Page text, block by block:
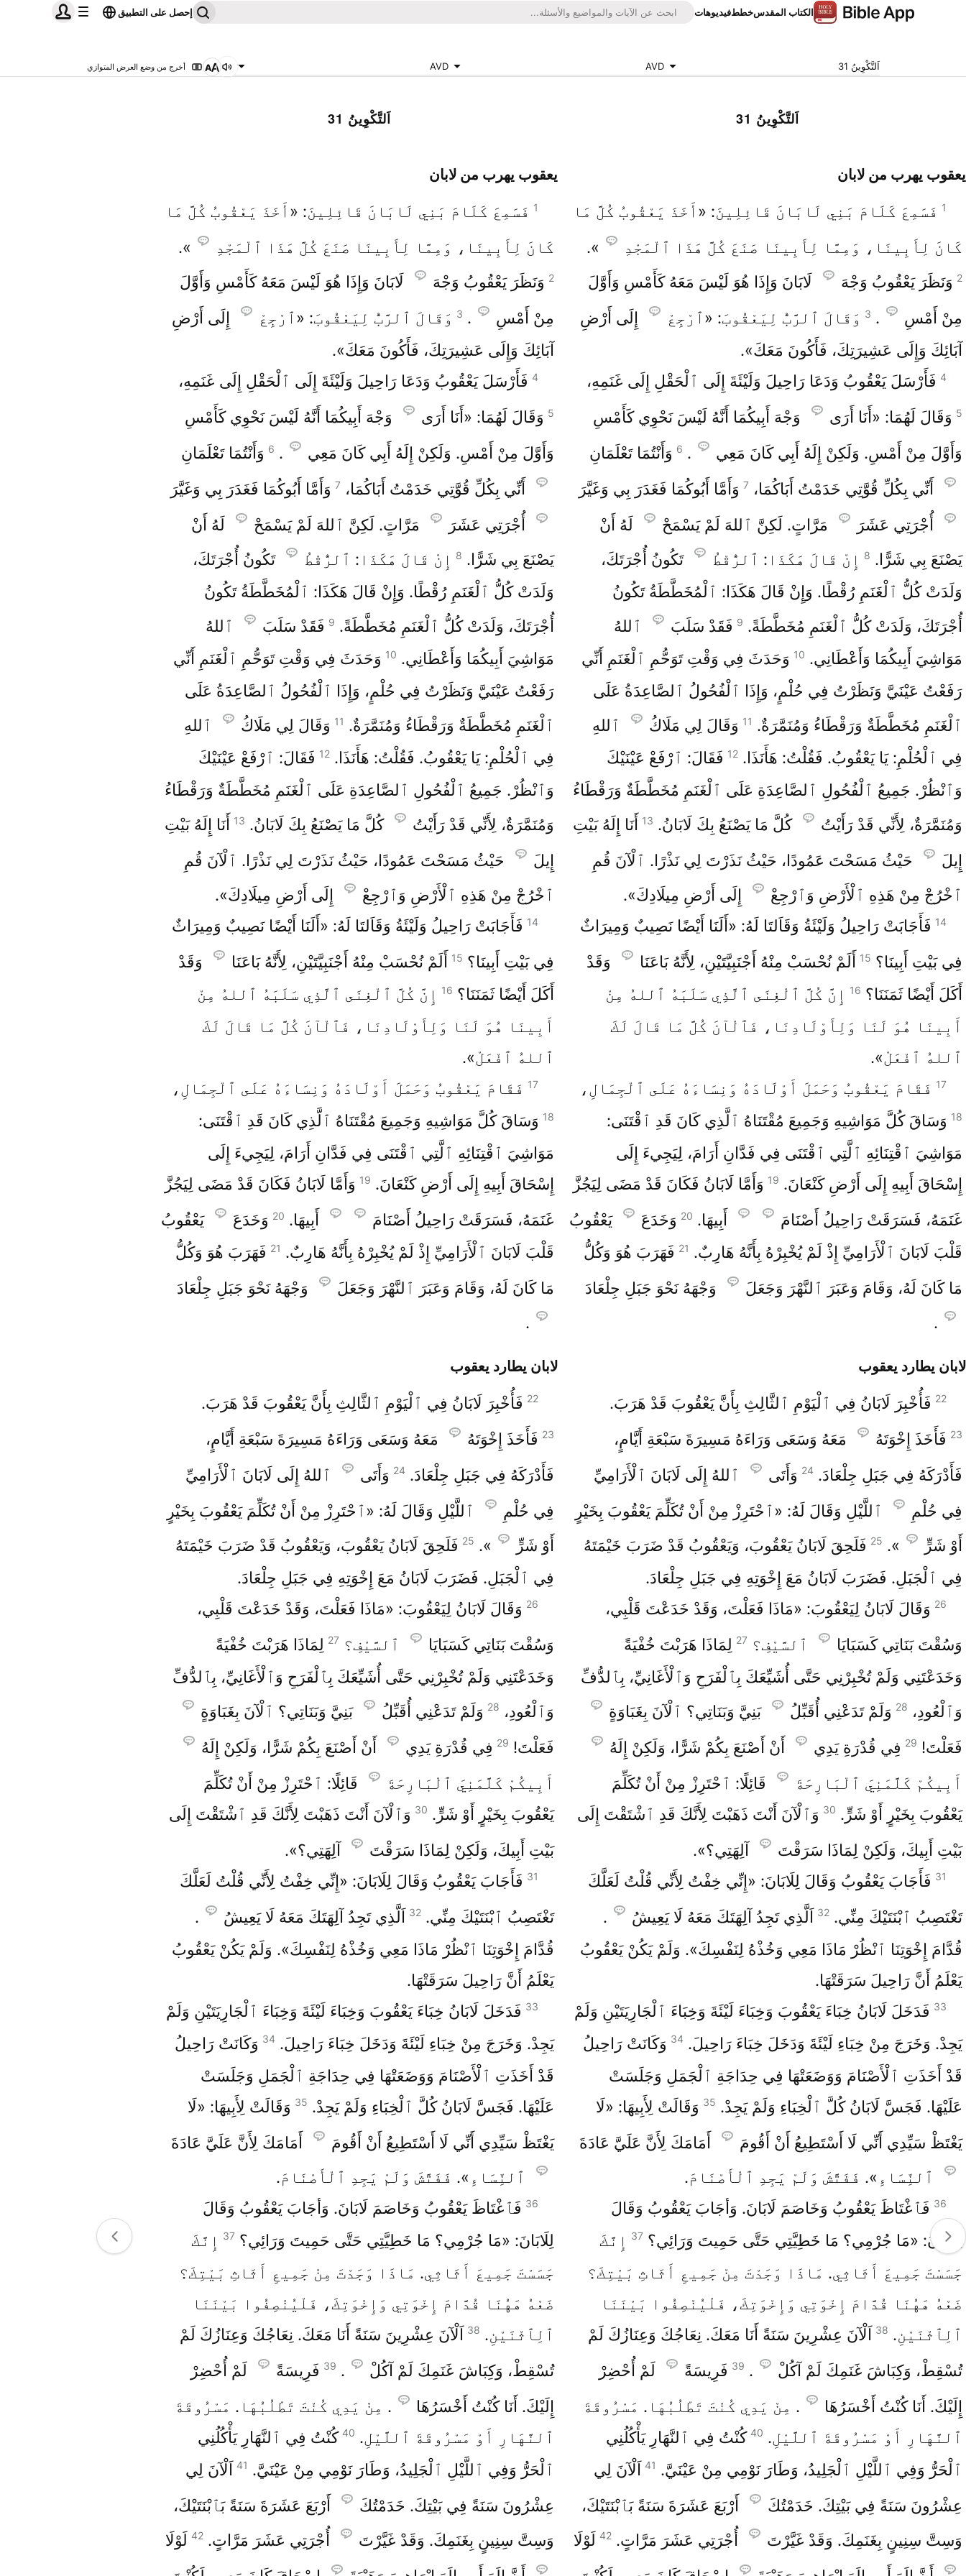
الكتاب المقدسخططفيديوهات إحصل على التطبيق
اَلتَّكْوِينُ 31 AVD
AVD أخرج من وضع العرض المتوازي
اَلتَّكْوِينُ 31
يعقوب يهرب من لابان
1 فَسَمِعَ كَلَامَ بَنِي لَابَانَ قَائِلِينَ: «أَخَذَ يَعْقُوبُ كُلَّ مَا
كَانَ لِأَبِينَا، وَمِمَّا لِأَبِينَا صَنَعَ كُلَّ هَذَا ٱلْمَجْدِ
».
2 وَنَظَرَ يَعْقُوبُ وَجْهَ
لَابَانَ وَإِذَا هُوَ لَيْسَ مَعَهُ كَأَمْسِ وَأَوَّلَ
مِنْ أَمْسِ
.
3 وَقَالَ ٱلرَّبُّ لِيَعْقُوبَ: «ٱرْجِعْ
إِلَى أَرْضِ
آبَائِكَ وَإِلَى عَشِيرَتِكَ، فَأَكُونَ مَعَكَ».
4 فَأَرْسَلَ يَعْقُوبُ وَدَعَا رَاحِيلَ وَلَيْئَةَ إِلَى ٱلْحَقْلِ إِلَى غَنَمِهِ،
5 وَقَالَ لَهُمَا: «أَنَا أَرَى
وَجْهَ أَبِيكُمَا أَنَّهُ لَيْسَ نَحْوِي كَأَمْسِ
وَأَوَّلَ مِنْ أَمْسِ. وَلَكِنْ إِلَهُ أَبِي كَانَ مَعِي
.
6 وَأَنْتُمَا تَعْلَمَانِ
أَنِّي بِكُلِّ قُوَّتِي خَدَمْتُ أَبَاكُمَا، 7 وَأَمَّا أَبُوكُمَا فَغَدَرَ بِي وَغَيَّرَ
أُجْرَتِي عَشَرَ
مَرَّاتٍ. لَكِنَّ ٱللهَ لَمْ يَسْمَحْ
لَهُ أَنْ
يَصْنَعَ بِي شَرًّا. 8 إِنْ قَالَ هَكَذَا: ٱلرُّقْطُ
تَكُونُ أُجْرَتَكَ،
وَلَدَتْ كُلُّ ٱلْغَنَمِ رُقْطًا. وَإِنْ قَالَ هَكَذَا: ٱلْمُخَطَّطَةُ تَكُونُ
أُجْرَتَكَ، وَلَدَتْ كُلُّ ٱلْغَنَمِ مُخَطَّطَةً. 9 فَقَدْ سَلَبَ
ٱللهُ
مَوَاشِيَ أَبِيكُمَا وَأَعْطَانِي. 10 وَحَدَثَ فِي وَقْتِ تَوَحُّمِ ٱلْغَنَمِ أَنِّي
رَفَعْتُ عَيْنَيَّ وَنَظَرْتُ فِي حُلْمٍ، وَإِذَا ٱلْفُحُولُ ٱلصَّاعِدَةُ عَلَى
ٱلْغَنَمِ مُخَطَّطَةٌ وَرَقْطَاءُ وَمُنَمَّرَةٌ. 11 وَقَالَ لِي مَلَاكُ
ٱللهِ
فِي ٱلْحُلْمِ: يَا يَعْقُوبُ. فَقُلْتُ: هَأَنَذَا. 12 فَقَالَ: ٱرْفَعْ عَيْنَيْكَ
وَٱنْظُرْ. جَمِيعُ ٱلْفُحُولِ ٱلصَّاعِدَةِ عَلَى ٱلْغَنَمِ مُخَطَّطَةٌ وَرَقْطَاءُ
وَمُنَمَّرَةٌ، لِأَنِّي قَدْ رَأَيْتُ
كُلَّ مَا يَصْنَعُ بِكَ لَابَانُ. 13 أَنَا إِلَهُ بَيْتِ
إِيلَ
حَيْثُ مَسَحْتَ عَمُودًا، حَيْثُ نَذَرْتَ لِي نَذْرًا. ٱلْآنَ قُمِ
ٱخْرُجْ مِنْ هَذِهِ ٱلْأَرْضِ وَٱرْجِعْ
إِلَى أَرْضِ مِيلَادِكَ».
14 فَأَجَابَتْ رَاحِيلُ وَلَيْئَةُ وَقَاَلتَا لَهُ: «أَلَنَا أَيْضًا نَصِيبٌ وَمِيرَاثٌ
فِي بَيْتِ أَبِينَا؟ 15 أَلَمْ نُحْسَبْ مِنْهُ أَجْنَبِيَّتَيْنِ، لِأَنَّهُ بَاعَنَا
وَقَدْ
أَكَلَ أَيْضًا ثَمَنَنَا؟ 16
إِنَّ كُلَّ ٱلْغِنَى ٱلَّذِي سَلَبَهُ ٱللهُ مِنْ
أَبِينَا هُوَ لَنَا وَلِأَوْلَادِنَا، فَٱلْآنَ كُلَّ مَا قَالَ لَكَ
ٱللهُ ٱفْعَلْ».
17 فَقَامَ يَعْقُوبُ وَحَمَلَ أَوْلَادَهُ وَنِسَاءَهُ عَلَى ٱلْجِمَالِ،
18 وَسَاقَ كُلَّ مَوَاشِيهِ وَجَمِيعَ مُقْتَنَاهُ ٱلَّذِي كَانَ قَدِ ٱقْتَنَى:
مَوَاشِيَ ٱقْتِنَائِهِ ٱلَّتِي ٱقْتَنَى فِي فَدَّانِ أَرَامَ، لِيَجِيءَ إِلَى
إِسْحَاقَ أَبِيهِ إِلَى أَرْضِ كَنْعَانَ. 19 وَأَمَّا لَابَانُ فَكَانَ قَدْ مَضَى لِيَجُزَّ
غَنَمَهُ، فَسَرَقَتْ رَاحِيلُ أَصْنَامَ
أَبِيهَا. 20 وَخَدَعَ
يَعْقُوبُ
قَلْبَ لَابَانَ ٱلْأَرَامِيِّ إِذْ لَمْ يُخْبِرْهُ بِأَنَّهُ هَارِبٌ. 21 فَهَرَبَ هُوَ وَكُلُّ
مَا كَانَ لَهُ، وَقَامَ وَعَبَرَ ٱلنَّهْرَ وَجَعَلَ
وَجْهَهُ نَحْوَ جَبَلِ جِلْعَادَ
.
لابان يطارد يعقوب
22 فَأُخْبِرَ لَابَانُ فِي ٱلْيَوْمِ ٱلثَّالِثِ بِأَنَّ يَعْقُوبَ قَدْ هَرَبَ.
23 فَأَخَذَ إِخْوَتَهُ
مَعَهُ وَسَعَى وَرَاءَهُ مَسِيرَةَ سَبْعَةِ أَيَّامٍ،
فَأَدْرَكَهُ فِي جَبَلِ جِلْعَادَ. 24 وَأَتَى
ٱللهُ إِلَى لَابَانَ ٱلْأَرَامِيِّ
فِي حُلْمِ
ٱللَّيْلِ وَقَالَ لَهُ: «ٱحْتَرِزْ مِنْ أَنْ تُكَلِّمَ يَعْقُوبَ بِخَيْرٍ
أَوْ شَرٍّ
».
25 فَلَحِقَ لَابَانُ يَعْقُوبَ، وَيَعْقُوبُ قَدْ ضَرَبَ خَيْمَتَهُ
فِي ٱلْجَبَلِ. فَضَرَبَ لَابَانُ مَعَ إِخْوَتِهِ فِي جَبَلِ جِلْعَادَ.
26 وَقَالَ لَابَانُ لِيَعْقُوبَ: «مَاذَا فَعَلْتَ، وَقَدْ خَدَعْتَ قَلْبِي،
وَسُقْتَ بَنَاتِي كَسَبَايَا
ٱلسَّيْفِ؟ 27 لِمَاذَا هَرَبْتَ خُفْيَةً
وَخَدَعْتَنِي وَلَمْ تُخْبِرْنِي حَتَّى أُشَيِّعَكَ بِٱلْفَرَحِ وَٱلْأَغَانِيِّ، بِٱلدُّفِّ
وَٱلْعُودِ، 28 وَلَمْ تَدَعْنِي أُقَبِّلُ
بَنِيَّ وَبَنَاتِي؟ ٱلْآنَ بِغَبَاوَةٍ
فَعَلْتَ! 29 فِي قُدْرَةِ يَدِي
أَنْ أَصْنَعَ بِكُمْ شَرًّا، وَلَكِنْ إِلَهُ
أَبِيكُمْ كَلَّمَنِيَ ٱلْبَارِحَةَ
قَائِلًا: ٱحْتَرِزْ مِنْ أَنْ تُكَلِّمَ
يَعْقُوبَ بِخَيْرٍ أَوْ شَرٍّ. 30 وَٱلْآنَ أَنْتَ ذَهَبْتَ لِأَنَّكَ قَدِ ٱشْتَقْتَ إِلَى
بَيْتِ أَبِيكَ، وَلَكِنْ لِمَاذَا سَرَقْتَ
آلِهَتِي؟».
31 فَأَجَابَ يَعْقُوبُ وَقَالَ لِلَابَانَ: «إِنِّي خِفْتُ لِأَنِّي قُلْتُ لَعَلَّكَ
تَغْتَصِبُ ٱبْنَتَيْكَ مِنِّي. 32 اَلَّذِي تَجِدُ آلِهَتَكَ مَعَهُ لَا يَعِيشُ
.
قُدَّامَ إِخْوَتِنَا ٱنْظُرْ مَاذَا مَعِي وَخُذْهُ لِنَفْسِكَ». وَلَمْ يَكُنْ يَعْقُوبُ
يَعْلَمُ أَنَّ رَاحِيلَ سَرَقَتْهَا.
33 فَدَخَلَ لَابَانُ خِبَاءَ يَعْقُوبَ وَخِبَاءَ لَيْئَةَ وَخِبَاءَ ٱلْجَارِيَتَيْنِ وَلَمْ
يَجِدْ. وَخَرَجَ مِنْ خِبَاءِ لَيْئَةَ وَدَخَلَ خِبَاءَ رَاحِيلَ. 34 وَكَانَتْ رَاحِيلُ
قَدْ أَخَذَتِ ٱلْأَصْنَامَ وَوَضَعَتْهَا فِي حِدَاجَةِ ٱلْجَمَلِ وَجَلَسَتْ
عَلَيْهَا. فَجَسَّ لَابَانُ كُلَّ ٱلْخِبَاءِ وَلَمْ يَجِدْ. 35 وَقَالَتْ لِأَبِيهَا: «لَا
يَغْتَظْ سَيِّدِي أَنِّي لَا أَسْتَطِيعُ أَنْ أَقُومَ
أَمَامَكَ لِأَنَّ عَلَيَّ عَادَةَ
ٱلنِّسَاءِ». فَفَتَّشَ وَلَمْ يَجِدِ ٱلْأَصْنَامَ.
36 فَٱغْتَاظَ يَعْقُوبُ وَخَاصَمَ لَابَانَ. وَأجَابَ يَعْقُوبُ وَقَالَ
لِلَابَانَ: «مَا جُرْمِي؟ مَا خَطِيَّتِي حَتَّى حَمِيتَ وَرَائِي؟ 37
إِنَّكَ
جَسَسْتَ جَمِيعَ أَثَاثِي. مَاذَا وَجَدْتَ مِنْ جَمِيعِ أَثَاثِ بَيْتِكَ؟
ضَعْهُ هَهُنَا قُدَّامَ إِخْوَتِي وَإِخْوَتِكَ، فَلْيُنْصِفُوا بَيْنَنَا
ٱلِٱثْنَيْنِ. 38 اَلْآنَ عِشْرِينَ سَنَةً أَنَا مَعَكَ. نِعَاجُكَ وَعِنَازُكَ لَمْ
تُسْقِطْ، وَكِبَاشَ غَنَمِكَ لَمْ آكُلْ
.
39 فَرِيسَةً
لَمْ أُحْضِرْ
إِلَيْكَ. أَنَا كُنْتُ أَخْسَرُهَا
. مِنْ يَدِي كُنْتَ تَطْلُبُهَا. مَسْرُوقَةَ
ٱلنَّهَارِ أَوْ مَسْرُوقَةَ ٱللَّيْلِ. 40 كُنْتُ فِي ٱلنَّهَارِ يَأْكُلُنِي
ٱلْحَرُّ وَفِي ٱللَّيْلِ ٱلْجَلِيدُ، وَطَارَ نَوْمِي مِنْ عَيْنَيَّ. 41 اَلْآنَ لِي
عِشْرُونَ سَنَةً فِي بَيْتِكَ. خَدَمْتُكَ
أَرْبَعَ عَشَرَةَ سَنَةً بَٱبْنَتَيْكَ،
وَسِتَّ سِنِينٍ بِغَنَمِكَ. وَقَدْ غَيَّرْتَ
أُجْرَتِي عَشَرَ مَرَّاتٍ. 42 لَوْلَا
اَلتَّكْوِينُ 31
يعقوب يهرب من لابان
1 فَسَمِعَ كَلَامَ بَنِي لَابَانَ قَائِلِينَ: «أَخَذَ يَعْقُوبُ كُلَّ مَا
كَانَ لِأَبِينَا، وَمِمَّا لِأَبِينَا صَنَعَ كُلَّ هَذَا ٱلْمَجْدِ
».
2 وَنَظَرَ يَعْقُوبُ وَجْهَ
لَابَانَ وَإِذَا هُوَ لَيْسَ مَعَهُ كَأَمْسِ وَأَوَّلَ
مِنْ أَمْسِ
.
3 وَقَالَ ٱلرَّبُّ لِيَعْقُوبَ: «ٱرْجِعْ
إِلَى أَرْضِ
آبَائِكَ وَإِلَى عَشِيرَتِكَ، فَأَكُونَ مَعَكَ».
4 فَأَرْسَلَ يَعْقُوبُ وَدَعَا رَاحِيلَ وَلَيْئَةَ إِلَى ٱلْحَقْلِ إِلَى غَنَمِهِ،
5 وَقَالَ لَهُمَا: «أَنَا أَرَى
وَجْهَ أَبِيكُمَا أَنَّهُ لَيْسَ نَحْوِي كَأَمْسِ
وَأَوَّلَ مِنْ أَمْسِ. وَلَكِنْ إِلَهُ أَبِي كَانَ مَعِي
.
6 وَأَنْتُمَا تَعْلَمَانِ
أَنِّي بِكُلِّ قُوَّتِي خَدَمْتُ أَبَاكُمَا، 7 وَأَمَّا أَبُوكُمَا فَغَدَرَ بِي وَغَيَّرَ
أُجْرَتِي عَشَرَ
مَرَّاتٍ. لَكِنَّ ٱللهَ لَمْ يَسْمَحْ
لَهُ أَنْ
يَصْنَعَ بِي شَرًّا. 8 إِنْ قَالَ هَكَذَا: ٱلرُّقْطُ
تَكُونُ أُجْرَتَكَ،
وَلَدَتْ كُلُّ ٱلْغَنَمِ رُقْطًا. وَإِنْ قَالَ هَكَذَا: ٱلْمُخَطَّطَةُ تَكُونُ
أُجْرَتَكَ، وَلَدَتْ كُلُّ ٱلْغَنَمِ مُخَطَّطَةً. 9 فَقَدْ سَلَبَ
ٱللهُ
مَوَاشِيَ أَبِيكُمَا وَأَعْطَانِي. 10 وَحَدَثَ فِي وَقْتِ تَوَحُّمِ ٱلْغَنَمِ أَنِّي
رَفَعْتُ عَيْنَيَّ وَنَظَرْتُ فِي حُلْمٍ، وَإِذَا ٱلْفُحُولُ ٱلصَّاعِدَةُ عَلَى
ٱلْغَنَمِ مُخَطَّطَةٌ وَرَقْطَاءُ وَمُنَمَّرَةٌ. 11 وَقَالَ لِي مَلَاكُ
ٱللهِ
فِي ٱلْحُلْمِ: يَا يَعْقُوبُ. فَقُلْتُ: هَأَنَذَا. 12 فَقَالَ: ٱرْفَعْ عَيْنَيْكَ
وَٱنْظُرْ. جَمِيعُ ٱلْفُحُولِ ٱلصَّاعِدَةِ عَلَى ٱلْغَنَمِ مُخَطَّطَةٌ وَرَقْطَاءُ
وَمُنَمَّرَةٌ، لِأَنِّي قَدْ رَأَيْتُ
كُلَّ مَا يَصْنَعُ بِكَ لَابَانُ. 13 أَنَا إِلَهُ بَيْتِ
إِيلَ
حَيْثُ مَسَحْتَ عَمُودًا، حَيْثُ نَذَرْتَ لِي نَذْرًا. ٱلْآنَ قُمِ
ٱخْرُجْ مِنْ هَذِهِ ٱلْأَرْضِ وَٱرْجِعْ
إِلَى أَرْضِ مِيلَادِكَ».
14 فَأَجَابَتْ رَاحِيلُ وَلَيْئَةُ وَقَاَلتَا لَهُ: «أَلَنَا أَيْضًا نَصِيبٌ وَمِيرَاثٌ
فِي بَيْتِ أَبِينَا؟ 15 أَلَمْ نُحْسَبْ مِنْهُ أَجْنَبِيَّتَيْنِ، لِأَنَّهُ بَاعَنَا
وَقَدْ
أَكَلَ أَيْضًا ثَمَنَنَا؟ 16
إِنَّ كُلَّ ٱلْغِنَى ٱلَّذِي سَلَبَهُ ٱللهُ مِنْ
أَبِينَا هُوَ لَنَا وَلِأَوْلَادِنَا، فَٱلْآنَ كُلَّ مَا قَالَ لَكَ
ٱللهُ ٱفْعَلْ».
17 فَقَامَ يَعْقُوبُ وَحَمَلَ أَوْلَادَهُ وَنِسَاءَهُ عَلَى ٱلْجِمَالِ،
18 وَسَاقَ كُلَّ مَوَاشِيهِ وَجَمِيعَ مُقْتَنَاهُ ٱلَّذِي كَانَ قَدِ ٱقْتَنَى:
مَوَاشِيَ ٱقْتِنَائِهِ ٱلَّتِي ٱقْتَنَى فِي فَدَّانِ أَرَامَ، لِيَجِيءَ إِلَى
إِسْحَاقَ أَبِيهِ إِلَى أَرْضِ كَنْعَانَ. 19 وَأَمَّا لَابَانُ فَكَانَ قَدْ مَضَى لِيَجُزَّ
غَنَمَهُ، فَسَرَقَتْ رَاحِيلُ أَصْنَامَ
أَبِيهَا. 20 وَخَدَعَ
يَعْقُوبُ
قَلْبَ لَابَانَ ٱلْأَرَامِيِّ إِذْ لَمْ يُخْبِرْهُ بِأَنَّهُ هَارِبٌ. 21 فَهَرَبَ هُوَ وَكُلُّ
مَا كَانَ لَهُ، وَقَامَ وَعَبَرَ ٱلنَّهْرَ وَجَعَلَ
وَجْهَهُ نَحْوَ جَبَلِ جِلْعَادَ
.
لابان يطارد يعقوب
22 فَأُخْبِرَ لَابَانُ فِي ٱلْيَوْمِ ٱلثَّالِثِ بِأَنَّ يَعْقُوبَ قَدْ هَرَبَ.
23 فَأَخَذَ إِخْوَتَهُ
مَعَهُ وَسَعَى وَرَاءَهُ مَسِيرَةَ سَبْعَةِ أَيَّامٍ،
فَأَدْرَكَهُ فِي جَبَلِ جِلْعَادَ. 24 وَأَتَى
ٱللهُ إِلَى لَابَانَ ٱلْأَرَامِيِّ
فِي حُلْمِ
ٱللَّيْلِ وَقَالَ لَهُ: «ٱحْتَرِزْ مِنْ أَنْ تُكَلِّمَ يَعْقُوبَ بِخَيْرٍ
أَوْ شَرٍّ
».
25 فَلَحِقَ لَابَانُ يَعْقُوبَ، وَيَعْقُوبُ قَدْ ضَرَبَ خَيْمَتَهُ
فِي ٱلْجَبَلِ. فَضَرَبَ لَابَانُ مَعَ إِخْوَتِهِ فِي جَبَلِ جِلْعَادَ.
26 وَقَالَ لَابَانُ لِيَعْقُوبَ: «مَاذَا فَعَلْتَ، وَقَدْ خَدَعْتَ قَلْبِي،
وَسُقْتَ بَنَاتِي كَسَبَايَا
ٱلسَّيْفِ؟ 27 لِمَاذَا هَرَبْتَ خُفْيَةً
وَخَدَعْتَنِي وَلَمْ تُخْبِرْنِي حَتَّى أُشَيِّعَكَ بِٱلْفَرَحِ وَٱلْأَغَانِيِّ، بِٱلدُّفِّ
وَٱلْعُودِ، 28 وَلَمْ تَدَعْنِي أُقَبِّلُ
بَنِيَّ وَبَنَاتِي؟ ٱلْآنَ بِغَبَاوَةٍ
فَعَلْتَ! 29 فِي قُدْرَةِ يَدِي
أَنْ أَصْنَعَ بِكُمْ شَرًّا، وَلَكِنْ إِلَهُ
أَبِيكُمْ كَلَّمَنِيَ ٱلْبَارِحَةَ
قَائِلًا: ٱحْتَرِزْ مِنْ أَنْ تُكَلِّمَ
يَعْقُوبَ بِخَيْرٍ أَوْ شَرٍّ. 30 وَٱلْآنَ أَنْتَ ذَهَبْتَ لِأَنَّكَ قَدِ ٱشْتَقْتَ إِلَى
بَيْتِ أَبِيكَ، وَلَكِنْ لِمَاذَا سَرَقْتَ
آلِهَتِي؟».
31 فَأَجَابَ يَعْقُوبُ وَقَالَ لِلَابَانَ: «إِنِّي خِفْتُ لِأَنِّي قُلْتُ لَعَلَّكَ
تَغْتَصِبُ ٱبْنَتَيْكَ مِنِّي. 32 اَلَّذِي تَجِدُ آلِهَتَكَ مَعَهُ لَا يَعِيشُ
.
قُدَّامَ إِخْوَتِنَا ٱنْظُرْ مَاذَا مَعِي وَخُذْهُ لِنَفْسِكَ». وَلَمْ يَكُنْ يَعْقُوبُ
يَعْلَمُ أَنَّ رَاحِيلَ سَرَقَتْهَا.
33 فَدَخَلَ لَابَانُ خِبَاءَ يَعْقُوبَ وَخِبَاءَ لَيْئَةَ وَخِبَاءَ ٱلْجَارِيَتَيْنِ وَلَمْ
يَجِدْ. وَخَرَجَ مِنْ خِبَاءِ لَيْئَةَ وَدَخَلَ خِبَاءَ رَاحِيلَ. 34 وَكَانَتْ رَاحِيلُ
قَدْ أَخَذَتِ ٱلْأَصْنَامَ وَوَضَعَتْهَا فِي حِدَاجَةِ ٱلْجَمَلِ وَجَلَسَتْ
عَلَيْهَا. فَجَسَّ لَابَانُ كُلَّ ٱلْخِبَاءِ وَلَمْ يَجِدْ. 35 وَقَالَتْ لِأَبِيهَا: «لَا
يَغْتَظْ سَيِّدِي أَنِّي لَا أَسْتَطِيعُ أَنْ أَقُومَ
أَمَامَكَ لِأَنَّ عَلَيَّ عَادَةَ
ٱلنِّسَاءِ». فَفَتَّشَ وَلَمْ يَجِدِ ٱلْأَصْنَامَ.
36 فَٱغْتَاظَ يَعْقُوبُ وَخَاصَمَ لَابَانَ. وَأجَابَ يَعْقُوبُ وَقَالَ
لِلَابَانَ: «مَا جُرْمِي؟ مَا خَطِيَّتِي حَتَّى حَمِيتَ وَرَائِي؟ 37
إِنَّكَ
جَسَسْتَ جَمِيعَ أَثَاثِي. مَاذَا وَجَدْتَ مِنْ جَمِيعِ أَثَاثِ بَيْتِكَ؟
ضَعْهُ هَهُنَا قُدَّامَ إِخْوَتِي وَإِخْوَتِكَ، فَلْيُنْصِفُوا بَيْنَنَا
ٱلِٱثْنَيْنِ. 38 اَلْآنَ عِشْرِينَ سَنَةً أَنَا مَعَكَ. نِعَاجُكَ وَعِنَازُكَ لَمْ
تُسْقِطْ، وَكِبَاشَ غَنَمِكَ لَمْ آكُلْ
.
39 فَرِيسَةً
لَمْ أُحْضِرْ
إِلَيْكَ. أَنَا كُنْتُ أَخْسَرُهَا
. مِنْ يَدِي كُنْتَ تَطْلُبُهَا. مَسْرُوقَةَ
ٱلنَّهَارِ أَوْ مَسْرُوقَةَ ٱللَّيْلِ. 40 كُنْتُ فِي ٱلنَّهَارِ يَأْكُلُنِي
ٱلْحَرُّ وَفِي ٱللَّيْلِ ٱلْجَلِيدُ، وَطَارَ نَوْمِي مِنْ عَيْنَيَّ. 41 اَلْآنَ لِي
عِشْرُونَ سَنَةً فِي بَيْتِكَ. خَدَمْتُكَ
أَرْبَعَ عَشَرَةَ سَنَةً بَٱبْنَتَيْكَ،
وَسِتَّ سِنِينٍ بِغَنَمِكَ. وَقَدْ غَيَّرْتَ
أُجْرَتِي عَشَرَ مَرَّاتٍ. 42 لَوْلَا